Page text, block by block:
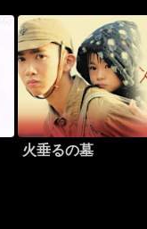
火垂るの墓